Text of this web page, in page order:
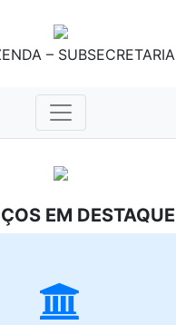
–
EM DESTAQUE